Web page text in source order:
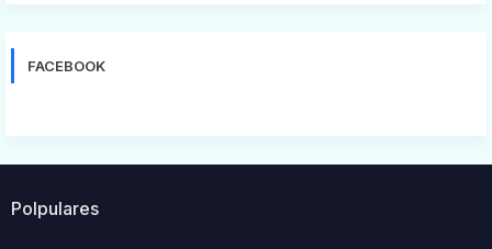
FACEBOOK
Polpulares